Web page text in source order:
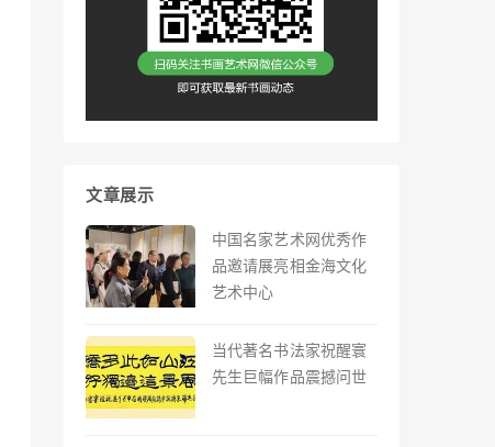
文章展示
中国名家艺术网优秀作
品邀请展亮相金海文化
艺术中心
当代著名书法家祝醒寰
先生巨幅作品震撼问世